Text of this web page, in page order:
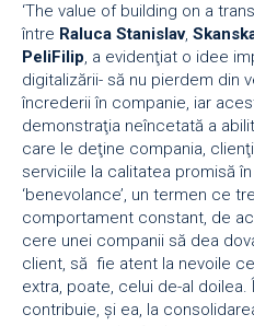
‘The value of building on a
între Raluca Stanislav,
PeliFilip, a evidenţiat o idee
digitalizării- să nu pierdem din
încrederii în companie, iar
demonstraţia neîncetată a
care le deţine compania,
serviciile la calitatea promisă
‘benevolance’, un termen ce
comportament constant, de
cere unei companii să dea
client, să fie atent la nevoile
extra, poate, celui de-al doilea.
contribuie, şi ea, la